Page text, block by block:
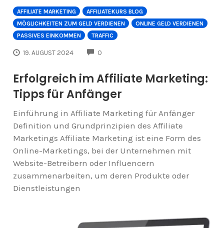
AFFILIATE MARKETING
AFFILIATEKURS BLOG
MÖGLICHKEITEN ZUM GELD VERDIENEN
ONLINE GELD VERDIENEN
PASSIVES EINKOMMEN
TRAFFIC
19. AUGUST 2024 0
Erfolgreich im Affiliate Marketing:
Tipps für Anfänger
Einführung in Affiliate Marketing für Anfänger
Definition und Grundprinzipien des Affiliate
Marketings Affiliate Marketing ist eine Form des
Online-Marketings, bei der Unternehmen mit
Website-Betreibern oder Influencern
zusammenarbeiten, um deren Produkte oder
Dienstleistungen